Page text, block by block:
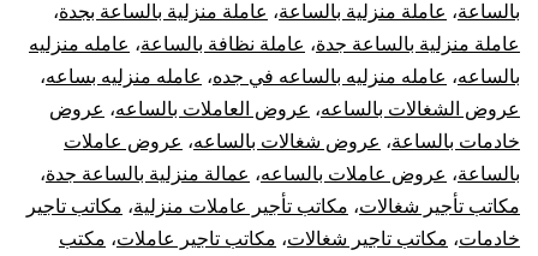
بالساعة، عاملة منزلية بالساعة، عاملة منزلية بالساعة بجدة،
عاملة منزلية بالساعة جدة، عاملة نظافة بالساعة، عامله منزليه
بالساعه، عامله منزليه بالساعه في جده، عامله منزليه بساعه،
عروض الشغالات بالساعه، عروض العاملات بالساعه، عروض
خادمات بالساعة، عروض شغالات بالساعه، عروض عاملات
بالساعة، عروض عاملات بالساعه، عمالة منزلية بالساعة جدة،
مكاتب تأجير شغالات، مكاتب تأجير عاملات منزلية، مكاتب تاجير
خادمات، مكاتب تاجير شغالات، مكاتب تاجير عاملات، مكتب